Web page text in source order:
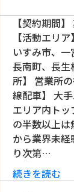
【契約期間
【活動エリ
いすみ市、一
長南町、長生
所】 営業所
線配車】 大
エリア内ト
の半数以上は
から業界未
り次第…
続きを読む